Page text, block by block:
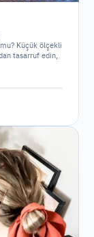
Küçük ölçekli
tasarruf edin,